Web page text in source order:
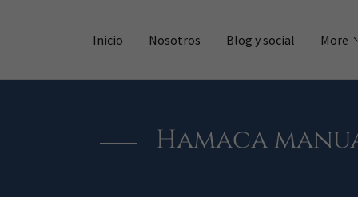
Inicio Nosotros Blog y social More
Hamaca